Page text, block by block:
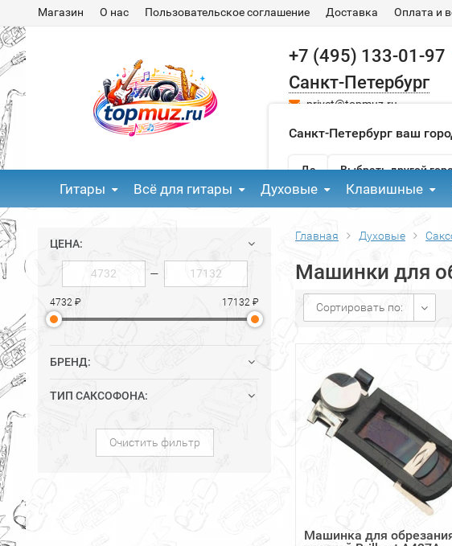
Магазин О нас Пользовательское соглашение Доставка Оплата и
+7 (495) 133-01-97
Санкт-Петербург
Санкт-Петербург ваш
Да Выбрать другой
privet@topmuz.ru
Гитары Всё для гитары Духовые Клавишные
ЦЕНА:
—
4732 ₽ 17132 ₽
БРЕНД:
ТИП САКСОФОНА:
Очистить фильтр
Главная Духовые
Машинки для
Сортировать по:
Машинка для